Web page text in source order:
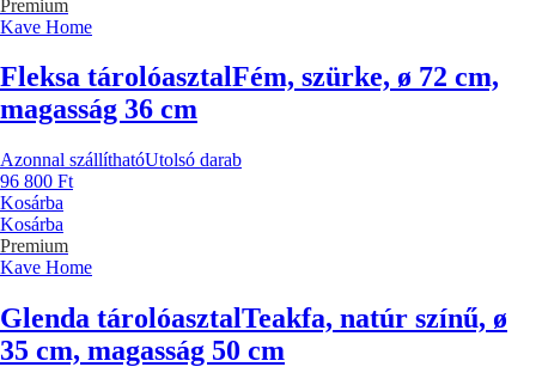
Premium
Kave Home
Fleksa tárolóasztalFém, szürke, ø 72 cm,
magasság 36 cm
Azonnal szállíthatóUtolsó darab
96 800 Ft
Kosárba
Kosárba
Premium
Kave Home
Glenda tárolóasztalTeakfa, natúr színű, ø
35 cm, magasság 50 cm